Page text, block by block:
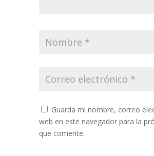
Guarda mi nombre, correo
web en este navegador para la
que comente.